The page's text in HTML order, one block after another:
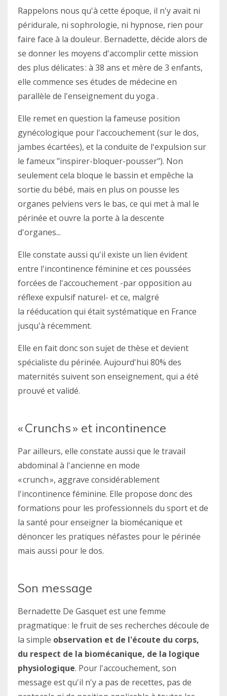
Rappelons nous qu'à cette époque, il n'y avait ni
péridurale, ni sophrologie, ni hypnose, rien pour
faire face à la douleur. Bernadette, décide alors de
se donner les moyens d'accomplir cette mission
des plus délicates : à 38 ans et mère de 3 enfants,
elle commence ses études de médecine en
parallèle de l'enseignement du yoga .
Elle remet en question la fameuse position
gynécologique pour l'accouchement (sur le dos,
jambes écartées), et la conduite de l'expulsion sur
le fameux "inspirer-bloquer-pousser"). Non
seulement cela bloque le bassin et empêche la
sortie du bébé, mais en plus on pousse les
organes pelviens vers le bas, ce qui met à mal le
périnée et ouvre la porte à la descente
d'organes...
Elle constate aussi qu'il existe un lien évident
entre l'incontinence féminine et ces poussées
forcées de l'accouchement -par opposition au
réflexe expulsif naturel- et ce, malgré
la rééducation qui était systématique en France
jusqu'à récemment.
Elle en fait donc son sujet de thèse et devient
spécialiste du périnée. Aujourd'hui 80% des
maternités suivent son enseignement, qui a été
prouvé et validé.
« Crunchs » et incontinence
Par ailleurs, elle constate aussi que le travail
abdominal à l'ancienne en mode
« crunch », aggrave considérablement
l'incontinence féminine. Elle propose donc des
formations pour les professionnels du sport et de
la santé pour enseigner la biomécanique et
dénoncer les pratiques néfastes pour le périnée
mais aussi pour le dos.
Son message
Bernadette De Gasquet est une femme
pragmatique : le fruit de ses recherches découle de
la simple observation et de l'écoute du corps,
du respect de la biomécanique, de la logique
physiologique. Pour l'accouchement, son
message est qu'il n'y a pas de recettes, pas de